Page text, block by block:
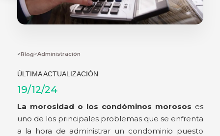
>Blog>Administración
ÚLTIMA ACTUALIZACIÓN
19/12/24
La morosidad o los condóminos morosos es
uno de los principales problemas que se enfrenta
a la hora de administrar un condominio puesto